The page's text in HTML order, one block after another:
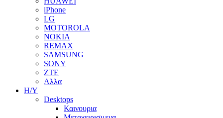
iPhone
LG
MOTOROLA
NOKIA
REMAX
SAMSUNG
SONY
ZTE
Αλλα
Η/Υ
Desktops
Καινουρια